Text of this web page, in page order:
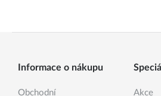
Informace o nákupu
Obchodní
Akce